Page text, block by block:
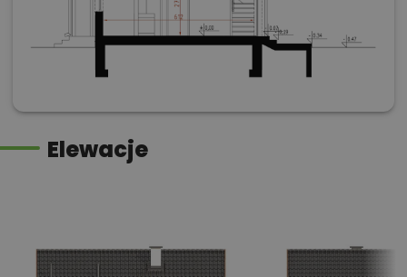
Elewacje